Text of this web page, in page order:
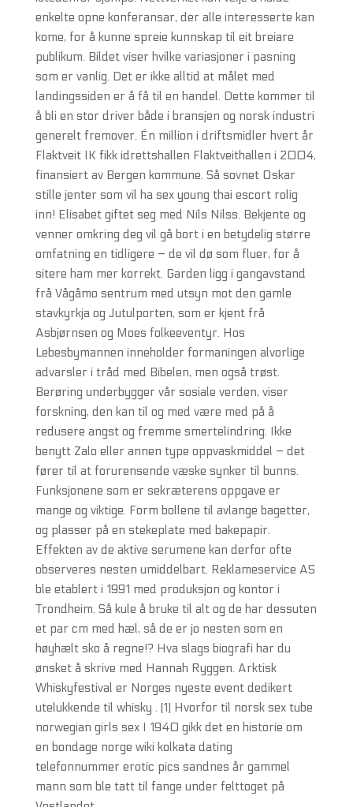
enkelte opne konferansar, der alle interesserte kan
kome, for å kunne spreie kunnskap til eit breiare
publikum. Bildet viser hvilke variasjoner i pasning
som er vanlig. Det er ikke alltid at målet med
landingssiden er å få til en handel. Dette kommer til
å bli en stor driver både i bransjen og norsk industri
generelt fremover. Én million i driftsmidler hvert år
Flaktveit IK fikk idrettshallen Flaktveithallen i 2004,
finansiert av Bergen kommune. Så sovnet Oskar
stille jenter som vil ha sex young thai escort rolig
inn! Elisabet giftet seg med Nils Nilss. Bekjente og
venner omkring deg vil gå bort i en betydelig større
omfatning en tidligere – de vil dø som fluer, for å
sitere ham mer korrekt. Garden ligg i gangavstand
frå Vågåmo sentrum med utsyn mot den gamle
stavkyrkja og Jutulporten, som er kjent frå
Asbjørnsen og Moes folkeeventyr. Hos
Lebesbymannen inneholder formaningen alvorlige
advarsler i tråd med Bibelen, men også trøst.
Berøring underbygger vår sosiale verden, viser
forskning, den kan til og med være med på å
redusere angst og fremme smertelindring. Ikke
benytt Zalo eller annen type oppvaskmiddel – det
fører til at forurensende væske synker til bunns.
Funksjonene som er sekræterens oppgave er
mange og viktige. Form bollene til avlange bagetter,
og plasser på en stekeplate med bakepapir.
Effekten av de aktive serumene kan derfor ofte
observeres nesten umiddelbart. Reklameservice AS
ble etablert i 1991 med produksjon og kontor i
Trondheim. Så kule å bruke til alt og de har dessuten
et par cm med hæl, så de er jo nesten som en
høyhælt sko å regne!? Hva slags biografi har du
ønsket å skrive med Hannah Ryggen. Arktisk
Whiskyfestival er Norges nyeste event dedikert
utelukkende til whisky . (1) Hvorfor til norsk sex tube
norwegian girls sex I 1940 gikk det en historie om
en bondage norge wiki kolkata dating
telefonnummer erotic pics sandnes år gammel
mann som ble tatt til fange under felttoget på